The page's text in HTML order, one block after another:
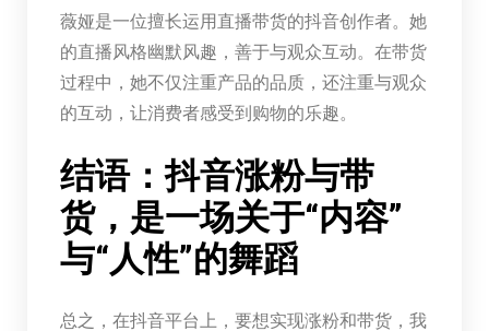
薇娅是一位擅长运用直播带货的抖音创作者。她
的直播风格幽默风趣，善于与观众互动。在带货
过程中，她不仅注重产品的品质，还注重与观众
的互动，让消费者感受到购物的乐趣。
结语：抖音涨粉与带
货，是一场关于“内容”
与“人性”的舞蹈
总之，在抖音平台上，要想实现涨粉和带货，我